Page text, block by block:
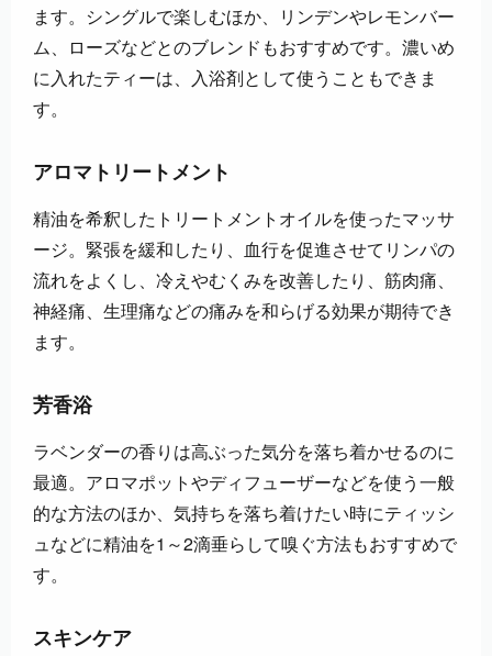
ます。シングルで楽しむほか、リンデンやレモンバー
ム、ローズなどとのブレンドもおすすめです。濃いめ
に入れたティーは、入浴剤として使うこともできま
す。
アロマトリートメント
精油を希釈したトリートメントオイルを使ったマッサ
ージ。緊張を緩和したり、血行を促進させてリンパの
流れをよくし、冷えやむくみを改善したり、筋肉痛、
神経痛、生理痛などの痛みを和らげる効果が期待でき
ます。
芳香浴
ラベンダーの香りは高ぶった気分を落ち着かせるのに
最適。アロマポットやディフューザーなどを使う一般
的な方法のほか、気持ちを落ち着けたい時にティッシ
ュなどに精油を1～2滴垂らして嗅ぐ方法もおすすめで
す。
スキンケア